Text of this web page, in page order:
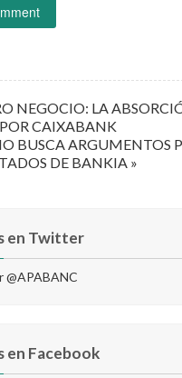
NEGOCIO: LA
CAIXABANK
BUSCA ARGUMENTOS
DE BANKIA »
en Twitter
@APABANC
en Facebook